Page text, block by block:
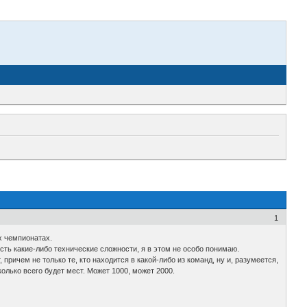
1
чемпионатах.
какие-либо технические сложности, я в этом не особо понимаю.
не только те, кто находится в какой-либо из команд, ну и, разумеется,
всего будет мест. Может 1000, может 2000.